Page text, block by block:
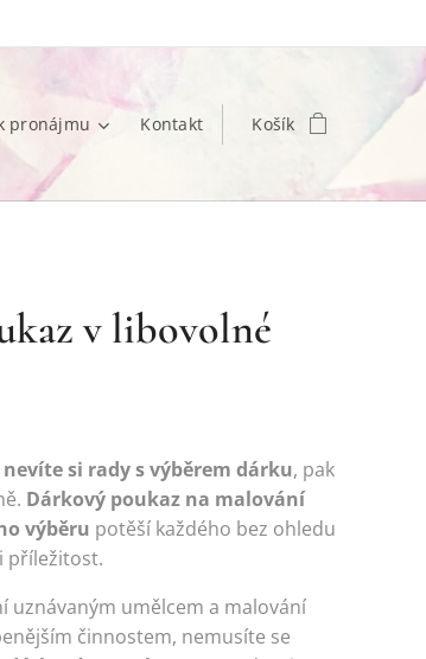
pronájmu Kontakt Košík
v libovolné
nevíte si rady s výběrem dárku, pak
Dárkový poukaz na malování
výběru potěší každého bez ohledu
příležitost.
uznávaným umělcem a malování
činnostem, nemusíte se